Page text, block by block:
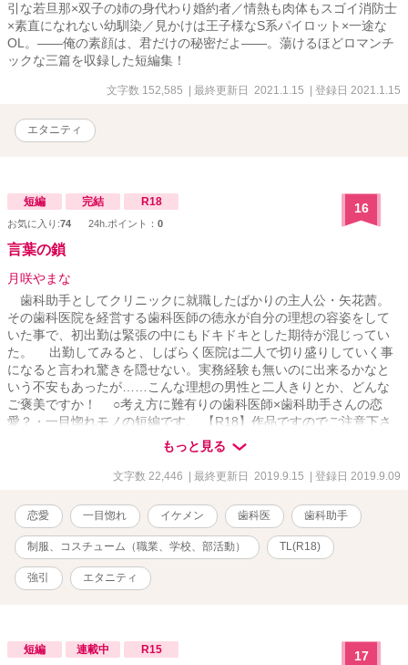
引な若旦那×双子の姉の身代わり婚約者／情熱も肉体もスゴイ消防士
×素直になれない幼馴染／見かけは王子様なS系パイロット×一途な
OL。――俺の素顔は、君だけの秘密だよ――。蕩けるほどロマンチ
ックな三篇を収録した短編集！
文字数 152,585 | 最終更新日 2021.1.15 | 登録日 2021.1.15
エタニティ
短編 完結 R18
お気に入り:74 24h.ポイント： 0
16
言葉の鎖
月咲やまな
歯科助手としてクリニックに就職したばかりの主人公・矢花茜。
その歯科医院を経営する歯科医師の徳永が自分の理想の容姿をして
いた事で、初出勤は緊張の中にもドキドキとした期待が混じってい
た。 出勤してみると、しばらく医院は二人で切り盛りしていく事
になると言われ驚きを隠せない。実務経験も無いのに出来るかなと
いう不安もあったが……こんな理想の男性と二人きりとか、どんな
ご褒美ですか！ ○考え方に難有りの歯科医師×歯科助手さんの恋
愛？・一目惚れモノの短編です。 【R18】作品ですのでご注意下さ
い。 【関連作品】 完結済作品の短編集『童話に対して思うこと…
作品ミックス・一話完結・徳永×茜の場合』
もっと見る
文字数 22,446 | 最終更新日 2019.9.15 | 登録日 2019.9.09
恋愛 一目惚れ イケメン 歯科医 歯科助手
制服、コスチューム（職業、学校、部活動） TL(R18)
強引 エタニティ
短編 連載中 R15 17